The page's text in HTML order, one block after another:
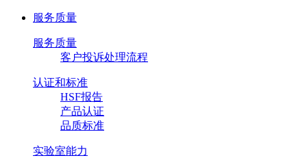
服务质量
服务质量
客户投诉处理流程
认证和标准
HSF报告
产品认证
品质标准
实验室能力